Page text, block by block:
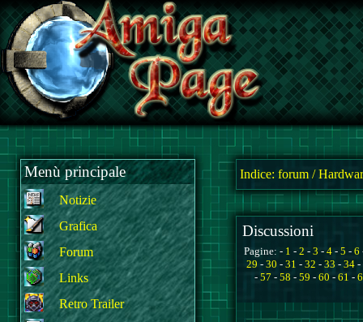
Menù principale
Notizie
Grafica
Forum
Links
Retro Trailer
Indice: forum /
Discussioni
Pagine: - 1 - 2 - 3 - 4 - 5 - 6
29 - 30 - 31 - 32 - 33 - 34 -
- 57 - 58 - 59 - 60 - 61 -